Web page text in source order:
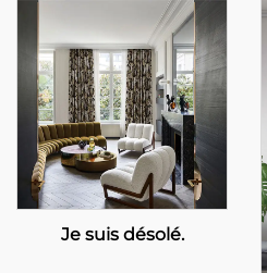
Je suis désolé.